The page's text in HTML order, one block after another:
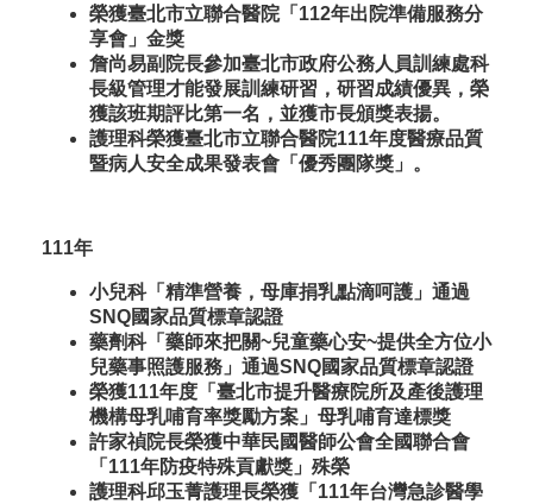
榮獲臺北市立聯合醫院「112年出院準備服務分
享會」金獎
詹尚易副院長參加臺北市政府公務人員訓練處科
長級管理才能發展訓練研習，研習成績優異，榮
獲該班期評比第一名，並獲市長頒獎表揚。
護理科榮獲臺北市立聯合醫院111年度醫療品質
暨病人安全成果發表會「優秀團隊獎」。
111年
小兒科「精準營養，母庫捐乳點滴呵護」通過
SNQ國家品質標章認證
藥劑科「藥師來把關~兒童藥心安~提供全方位小
兒藥事照護服務」通過SNQ國家品質標章認證
榮獲111年度「臺北市提升醫療院所及產後護理
機構母乳哺育率獎勵方案」母乳哺育達標獎
許家禎院長榮獲中華民國醫師公會全國聯合會
「111年防疫特殊貢獻獎」殊榮
護理科邱玉菁護理長榮獲「111年台灣急診醫學